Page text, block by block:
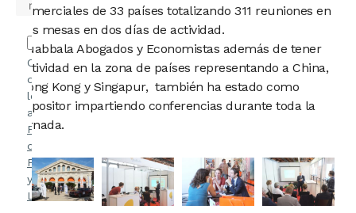
comerciales de 33 países totalizando 311 reuniones en
sus mesas en dos días de actividad.
Quabbala Abogados y Economistas además de tener
actividad en la zona de países representando a China,
Hong Kong y Singapur, también ha estado como
expositor impartiendo conferencias durante toda la
jornada.
Confirmo
que he
leído y
acepto la
Política
de
Privacidad
y elAviso
Legal.